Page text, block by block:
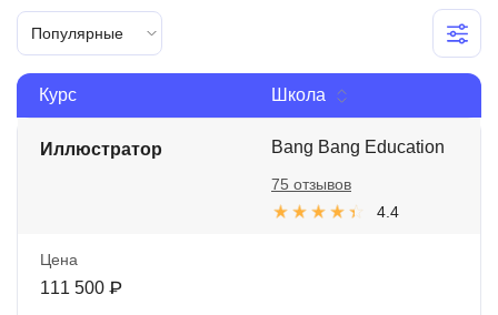
Популярные
Курс Школа
Иллюстратор Bang Bang Education
4.4
75 отзывов
Цена
111 500 ₽
Аналитика
Менеджмент
Иностранные языки
Soft Skills
Акции и промокоды